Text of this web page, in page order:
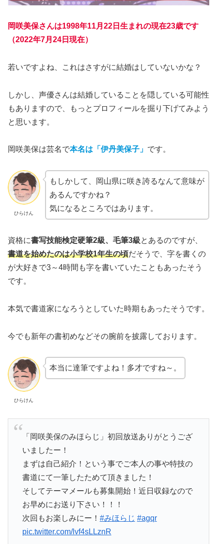
岡咲美保さんは1998年11月22日生まれの現在23歳です
（2022年7月24日現在）
若いですよね、これはさすがに結婚はしていないかな？
しかし、声優さんは結婚していることを隠している可能性
もありますので、もっとプロフィールを掘り下げてみよう
と思います。
岡咲美保は芸名で本名は「伊丹美保子」 です。
ひらけん
もしかして、岡山県に咲き誇るなんて意味が
あるんですかね？
気になるところではあります。
資格に書写技能検定硬筆2級、毛筆3級とあるのですが、
書道を始めたのは小学校1年生の頃だそうで、字を書くの
が大好きで3～4時間も字を書いていたこともあったそう
です。
本気で書道家になろうとしていた時期もあったそうです。
今でも新年の書初めなどその腕前を披露しております。
ひらけん
本当に達筆ですよね！多才ですね～。
「岡咲美保のみほらじ」初回放送ありがとうござ
いましたー！
まずは自己紹介！という事でご本人の事や特技の
書道にて一筆したためて頂きました！
そしてテーマメールも募集開始！近日収録なので
お早めにお送り下さい！！！
次回もお楽しみにー！ #みほらじ #agqr
pic.twitter.com/lvf4sLLznR